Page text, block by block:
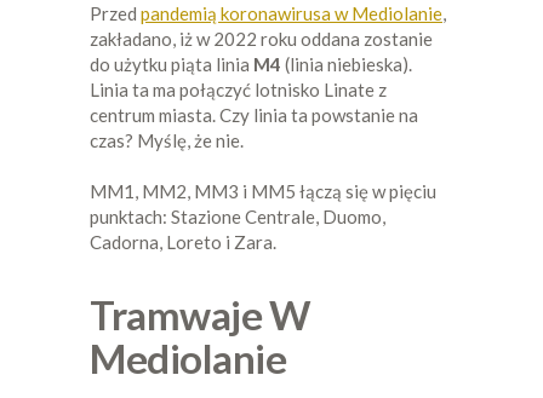
Przed pandemią koronawirusa w Mediolanie,
zakładano, iż w 2022 roku oddana zostanie
do użytku piąta linia M4 (linia niebieska).
Linia ta ma połączyć lotnisko Linate z
centrum miasta. Czy linia ta powstanie na
czas? Myślę, że nie.
MM1, MM2, MM3 i MM5 łączą się w pięciu
punktach: Stazione Centrale, Duomo,
Cadorna, Loreto i Zara.
Tramwaje W
Mediolanie